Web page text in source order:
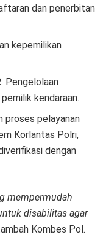
dan penerbitan
kepemilikan
: Pengelolaan
kendaraan.
proses pelayanan
Korlantas Polri,
dengan
mempermudah
disabilitas agar
Kombes Pol.